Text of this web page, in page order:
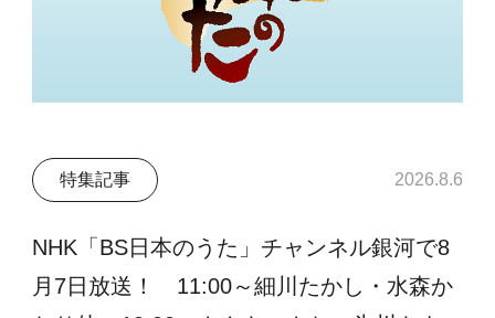
特集記事 2026.8.6
NHK「BS日本のうた」チャンネル銀河で8
月7日放送！ 11:00～細川たかし・水森か